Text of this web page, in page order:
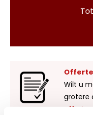
Wilt u
grotere
offerte